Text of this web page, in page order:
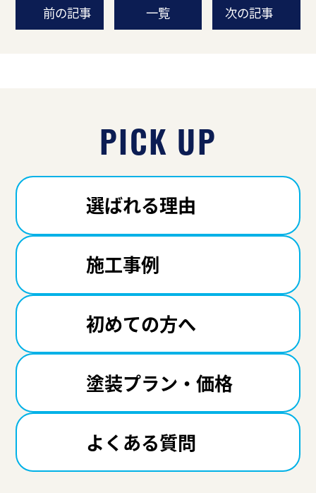
前の記事 一覧 次の記事
PICK UP
選ばれる理由
施工事例
初めての方へ
塗装プラン・価格
よくある質問